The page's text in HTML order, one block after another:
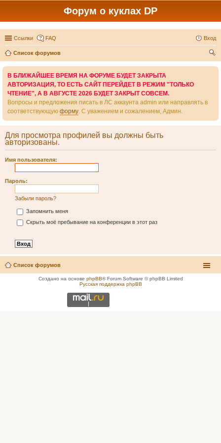
Форум о куклах DP
Ссылки FAQ Вход
Список форумов
В БЛИЖАЙШЕЕ ВРЕМЯ НА ФОРУМЕ БУДЕТ ЗАКРЫТА
АВТОРИЗАЦИЯ, ТО ЕСТЬ САЙТ ПЕРЕЙДЕТ В РЕЖИМ "ТОЛЬКО
ЧТЕНИЕ", А В АВГУСТЕ 2026 БУДЕТ ЗАКРЫТ СОВСЕМ.
Вопросы и предложения писать в ЛС аккаунта admin или направлять в
соответствующую форму. С уважением и сожалением, Админ.
Для просмотра профилей вы должны быть
авторизованы.
Имя пользователя:
Пароль:
Забыли пароль?
Запомнить меня
Скрыть моё пребывание на конференции в этот раз
Список форумов
Создано на основе phpBB® Forum Software © phpBB Limited
Русская поддержка phpBB